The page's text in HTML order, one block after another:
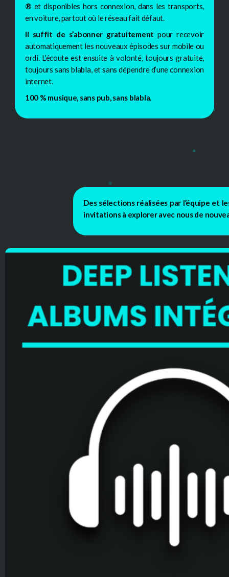
® et disponibles hors connexion, dans les transports,
en voiture, partout où le réseau fait défaut.
Il suffit de s’abonner gratuitement pour recevoir
automatiquement les nouveaux épisodes sur mobile ou
ordi. L’écoute est ensuite à volonté, toujours gratuite,
toujours sans blabla, et sans dépendre d’une connexion
internet.
100 % musique, sans pub, sans blabla.
Des sélections réalisées par l’équipe et
invitations à explorer avec nous de